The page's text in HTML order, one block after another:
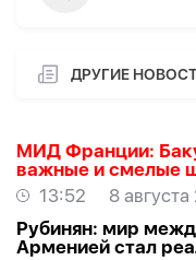
ДРУГИЕ
МИД Франции:
важные и смелые
13:52
8
Рубинян: мир
Арменией стал